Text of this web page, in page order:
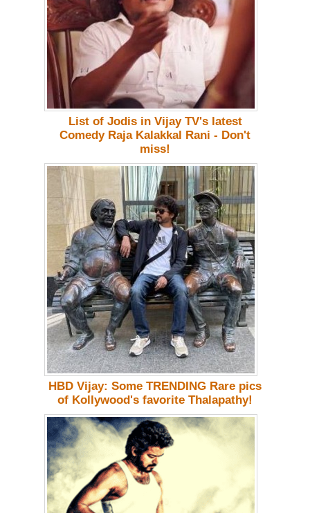
List of Jodis in Vijay TV's latest
Comedy Raja Kalakkal Rani - Don't
miss!
HBD Vijay: Some TRENDING Rare pics
of Kollywood's favorite Thalapathy!